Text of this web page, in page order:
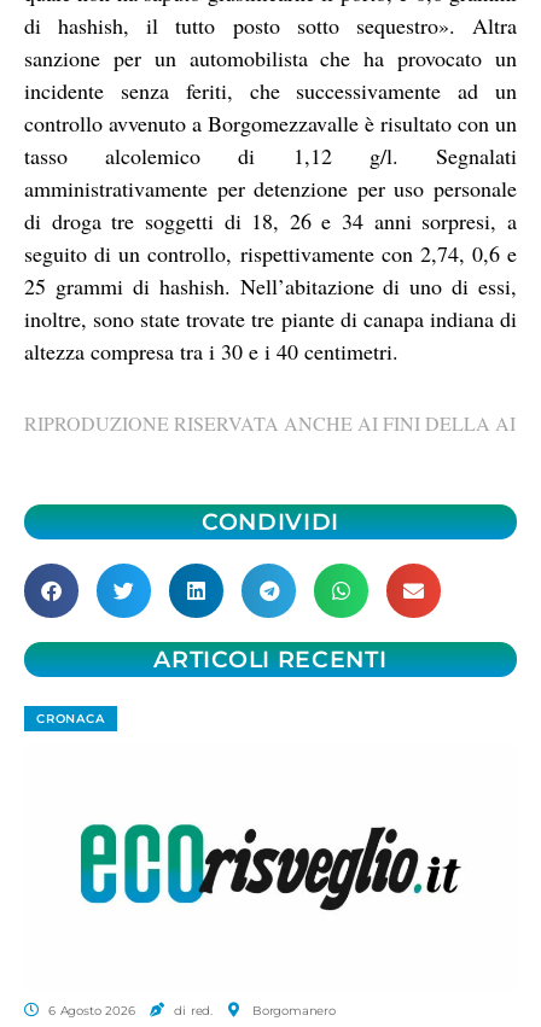
di hashish, il tutto posto sotto sequestro». Altra
sanzione per un automobilista che ha provocato un
incidente senza feriti, che successivamente ad un
controllo avvenuto a Borgomezzavalle è risultato con un
tasso alcolemico di 1,12 g/l. Segnalati
amministrativamente per detenzione per uso personale
di droga tre soggetti di 18, 26 e 34 anni sorpresi, a
seguito di un controllo, rispettivamente con 2,74, 0,6 e
25 grammi di hashish. Nell’abitazione di uno di essi,
inoltre, sono state trovate tre piante di canapa indiana di
altezza compresa tra i 30 e i 40 centimetri.
RIPRODUZIONE RISERVATA ANCHE AI FINI DELLA AI
CONDIVIDI
ARTICOLI RECENTI
CRONACA
6 Agosto 2026 di red. Borgomanero